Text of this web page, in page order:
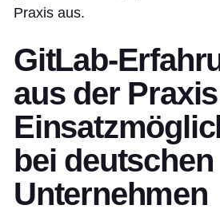
Praxis aus.
GitLab-
aus der
bei deutschen
Unternehmen